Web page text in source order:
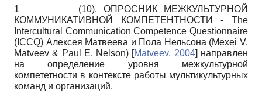
1 (10). ОПРОСНИК МЕЖКУЛЬТУРНОЙ
КОММУНИКАТИВНОЙ КОМПЕТЕНТНОСТИ - The
Intercultural Communication Competence Questionnaire
(ICСQ) Алексея Матвеева и Пола Нельсона (Mexei V.
Matveev & Paul E. Nelson) [Matveev, 2004] направлен
на определение уровня межкультурной
компететности в контексте работы мультикультурных
команд и организаций.